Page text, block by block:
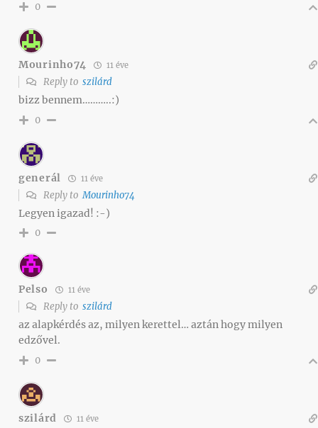
0
Mourinho74 11 éve
Reply to szilárd
bizz bennem………..:)
0
generál 11 éve
Reply toMourinho74
Legyen igazad! :-)
0
Pelso 11 éve
Reply to szilárd
az alapkérdés az, milyen kerettel… aztán hogy milyen
edzővel.
0
szilárd 11 éve